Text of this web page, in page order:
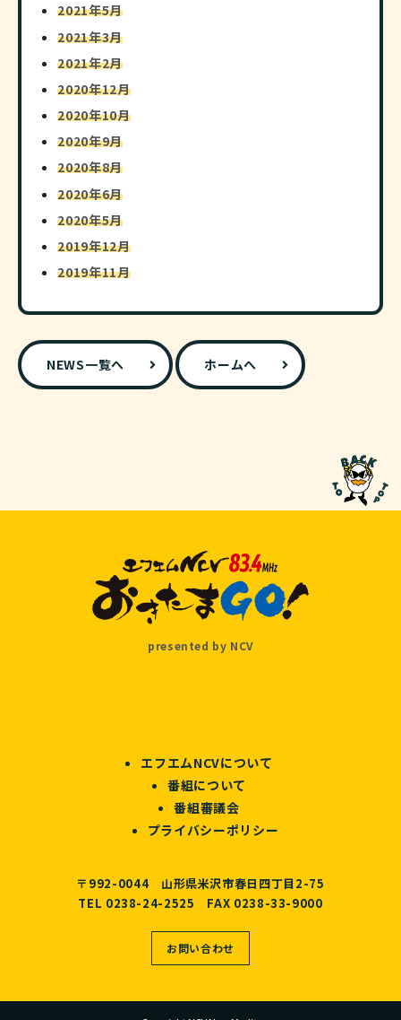
2021年5月
2021年3月
2021年2月
2020年12月
2020年10月
2020年9月
2020年8月
2020年6月
2020年5月
2019年12月
2019年11月
NEWS一覧へ ホームへ
presented by NCV
エフエムNCVについて
番組について
番組審議会
プライバシーポリシー
〒992-0044 山形県米沢市春日四丁目2-75
TEL 0238-24-2525 FAX 0238-33-9000
お問い合わせ